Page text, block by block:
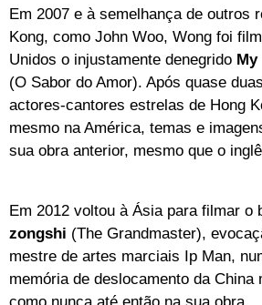
Em 2007 e à semelhança de outros
Kong, como John Woo, Wong foi
Unidos o injustamente denegrido
(O Sabor do Amor). Após quase
actores-cantores estrelas de Hong
mesmo na América, temas e
sua obra anterior, mesmo que o
Em 2012 voltou à Ásia para filmar o
zongshi (The Grandmaster),
mestre de artes marciais Ip Man,
memória de deslocamento da China